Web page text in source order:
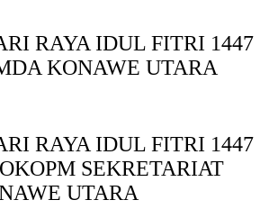
RAYA IDUL FITRI 1447
KONAWE UTARA
RAYA IDUL FITRI 1447
SEKRETARIAT
UTARA